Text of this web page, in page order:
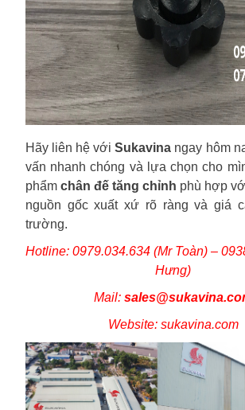
Hãy liên hệ vớiSukavina ngay hôm
vấn nhanh chóng và lựa chọn cho
phẩm chân đế tăng chỉnh phù hợp
nguồn gốc xuất xứ rõ ràng và giá
trường.
Hotline: 0979.034.634 (Mr Toàn) –
Hưng)
Mail:
Website: sukavina.com